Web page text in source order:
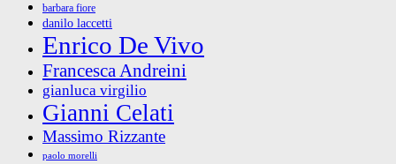
barbara fiore
danilo laccetti
Enrico De Vivo
Francesca Andreini
gianluca virgilio
Gianni Celati
Massimo Rizzante
paolo morelli